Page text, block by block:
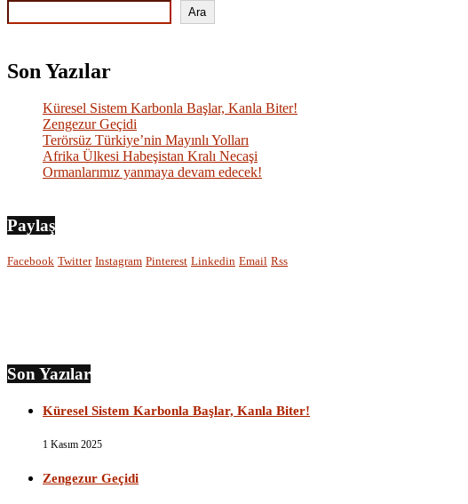
Ara
Son Yazılar
Küresel Sistem Karbonla Başlar, Kanla Biter!
Zengezur Geçidi
Terörsüz Türkiye’nin Mayınlı Yolları
Afrika Ülkesi Habeşistan Kralı Necaşi
Ormanlarımız yanmaya devam edecek!
Paylaş
Facebook Twitter Instagram Pinterest Linkedin Email Rss
Son Yazılar
Küresel Sistem Karbonla Başlar, Kanla Biter!
1 Kasım 2025
Zengezur Geçidi